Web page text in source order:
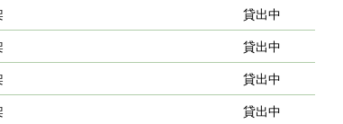
貸出中
貸出中
貸出中
貸出中